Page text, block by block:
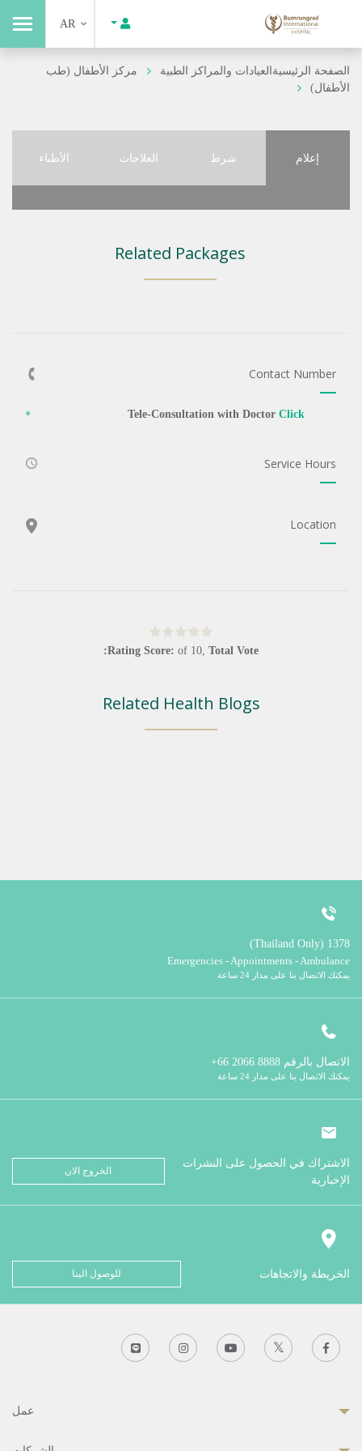
AR
الصفحة الرئيسيةالعيادات والمراكز الطبية
مركز الأطفال (طب
الأطفال)
إعلام شرط العلاجات الأطباء
Related Packages
Contact Number
Tele-Consultation with Doctor Click
Service Hours
Location
Rating Score: of 10, Total Vote:
Related Health Blogs
1378 (Thailand Only)
Emergencies - Appointments - Ambulance
يمكنك الاتصال بنا على مدار 24 ساعة
الاتصال بالرقم
يمكنك الاتصال بنا على مدار 24 ساعة
الاشتراك في الحصول على النشرات
الإخبارية
الخروج الان
الخريطة والاتجاهات للوصول الينا
عمل